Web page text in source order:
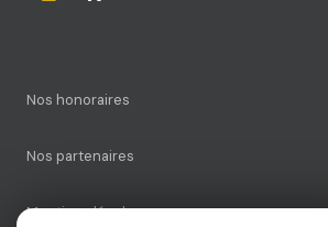
Nos honoraires
Nos partenaires
Mentions légales